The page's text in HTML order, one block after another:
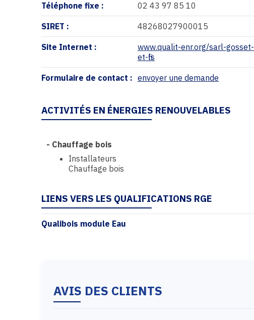
Téléphone fixe : 02 43 97 85 10
SIRET : 48268027900015
Site Internet :
www.qualit-enr.org/sarl-gosset-
et-fils
Formulaire de contact : envoyer une demande
ACTIVITÉS EN ÉNERGIES RENOUVELABLES
- Chauffage bois
Installateurs
Chauffage bois
LIENS VERS LES QUALIFICATIONS RGE
Qualibois module Eau
AVIS DES CLIENTS